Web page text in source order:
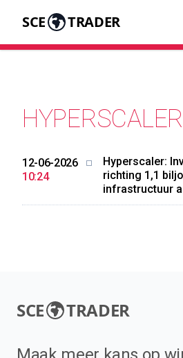
SCE TRADER
HYPERSCALER
12-06-2026
10:24
Hyperscaler:
richting 1,1
infrastructuur
SCE TRADER